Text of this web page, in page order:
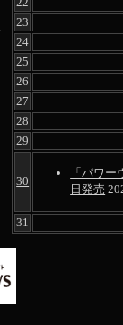
23
24
25
26
27
28
29
30
「パワ
日発売
31